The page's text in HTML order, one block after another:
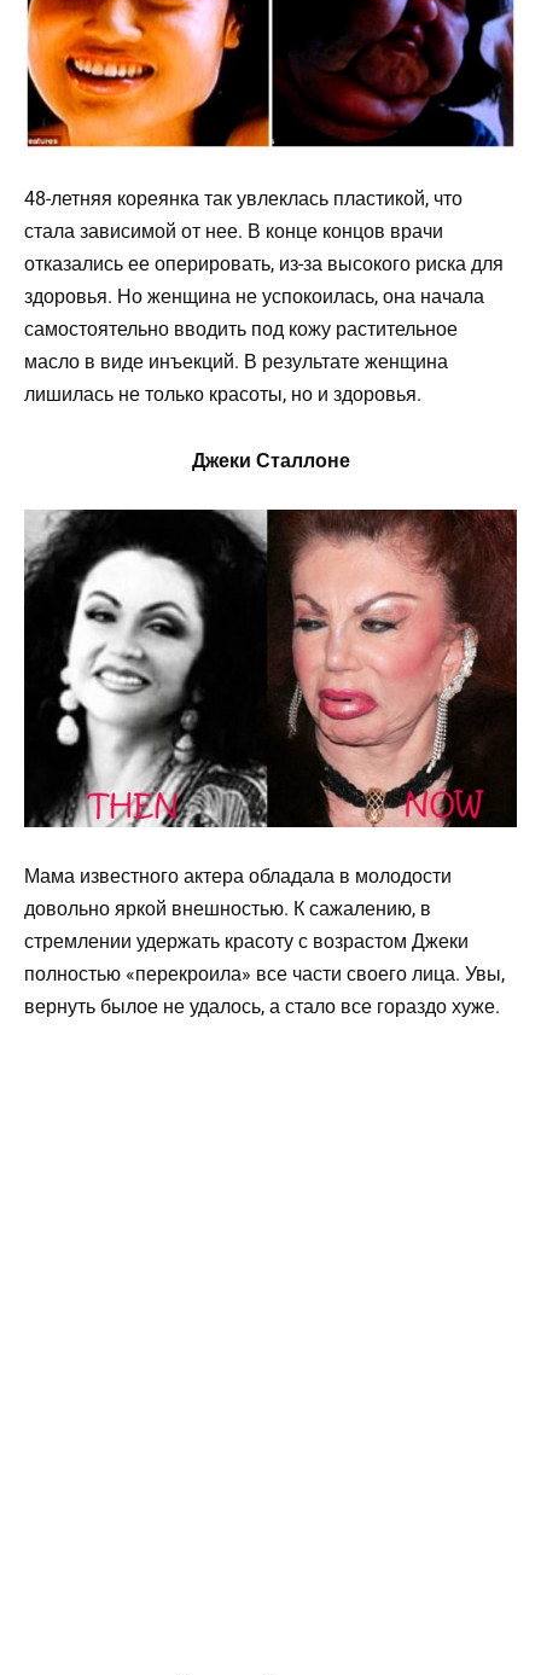
48-летняя кореянка так увлеклась пластикой, что
стала зависимой от нее. В конце концов врачи
отказались ее оперировать, из-за высокого риска для
здоровья. Но женщина не успокоилась, она начала
самостоятельно вводить под кожу растительное
масло в виде инъекций. В результате женщина
лишилась не только красоты, но и здоровья.
Джеки Сталлоне
Мама известного актера обладала в молодости
довольно яркой внешностью. К сажалению, в
стремлении удержать красоту с возрастом Джеки
полностью «перекроила» все части своего лица. Увы,
вернуть былое не удалось, а стало все гораздо хуже.